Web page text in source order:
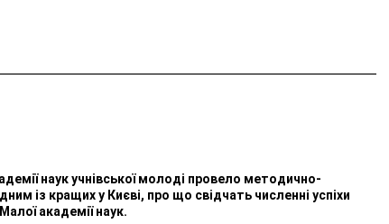
наук учнівської молоді провело методично-
із кращих у Києві, про що свідчать численні успіхи
академії наук.